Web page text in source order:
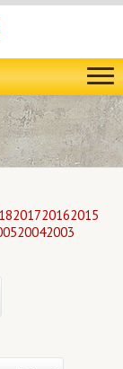
201720162015
20042003